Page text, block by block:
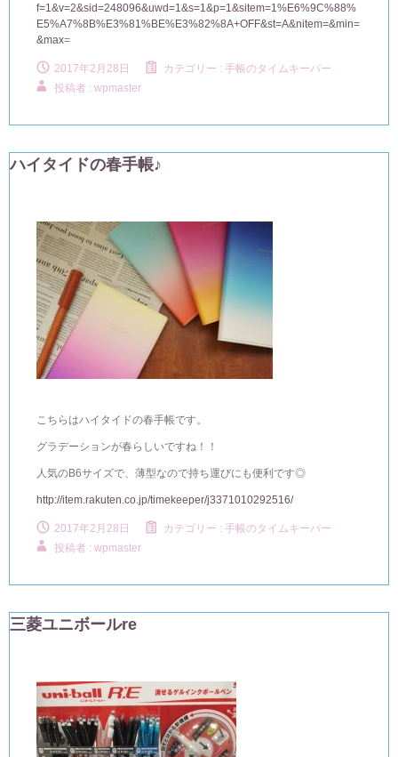
f=1&v=2&sid=248096&uwd=1&s=1&p=1&sitem=1%E6%9C%88%
E5%A7%8B%E3%81%BE%E3%82%8A+OFF&st=A&nitem=&min=
&max=
2017年2月28日 カテゴリー : 手帳のタイムキーパー
投稿者 : wpmaster
ハイタイドの春手帳♪
こちらはハイタイドの春手帳です。
グラデーションが春らしいですね！！
人気のB6サイズで、薄型なので持ち運びにも便利です◎
http://item.rakuten.co.jp/timekeeper/j3371010292516/
2017年2月28日 カテゴリー : 手帳のタイムキーパー
投稿者 : wpmaster
三菱ユニボールre